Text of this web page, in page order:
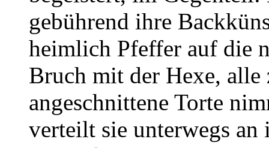
gebührend ihre
heimlich Pfeffer auf die
Bruch mit der Hexe, alle
angeschnittene Torte
verteilt sie unterwegs an